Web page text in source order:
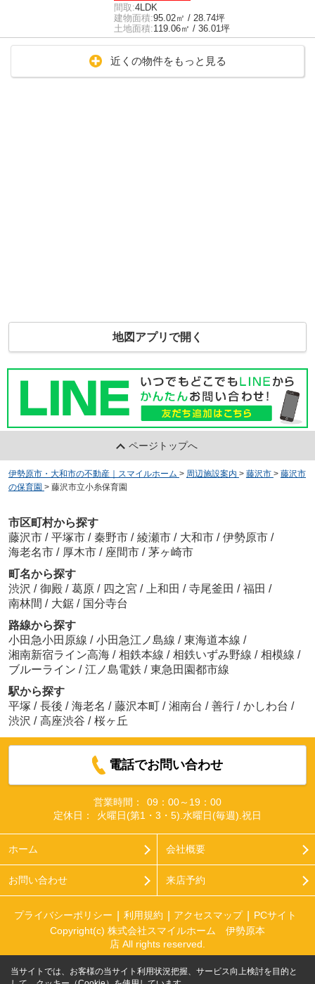
間取:4LDK
建物面積:95.02㎡ / 28.74坪
土地面積:119.06㎡ / 36.01坪
近くの物件をもっと見る
地図アプリで開く
ページトップへ
伊勢原市・大和市の不動産｜スマイルホーム > 周辺施設案内 > 藤沢市 > 藤沢市
の保育園 > 藤沢市立小糸保育園
市区町村から探す
藤沢市 / 平塚市 / 秦野市 / 綾瀬市 / 大和市 / 伊勢原市 /
海老名市 / 厚木市 / 座間市 / 茅ヶ崎市
町名から探す
渋沢 / 御殿 / 葛原 / 四之宮 / 上和田 / 寺尾釜田 / 福田 /
南林間 / 大鋸 / 国分寺台
路線から探す
小田急小田原線 / 小田急江ノ島線 / 東海道本線 /
湘南新宿ライン高海 / 相鉄本線 / 相鉄いずみ野線 / 相模線 /
ブルーライン / 江ノ島電鉄 / 東急田園都市線
駅から探す
平塚 / 長後 / 海老名 / 藤沢本町 / 湘南台 / 善行 / かしわ台 /
渋沢 / 高座渋谷 / 桜ヶ丘
電話でお問い合わせ
営業時間：
09：00～19：00
定休日：
火曜日(第1・3・5).水曜日(毎週).祝日
ホーム 会社概要
お問い合わせ 来店予約
プライバシーポリシー 利用規約 アクセスマップ
PCサイト
Copyright(c) 株式会社スマイルホーム 伊勢原本
店 All rights reserved.
当サイトでは、お客様の当サイト利用状況把握、サービス向上検討を目的と